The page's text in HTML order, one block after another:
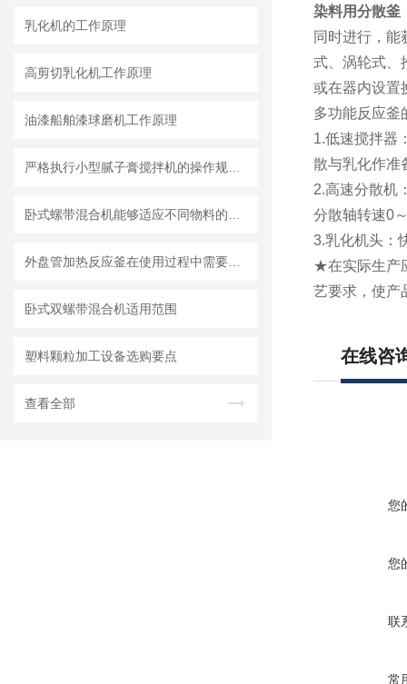
乳化机的工作原理
高剪切乳化机工作原理
油漆船舶漆球磨机工作原理
卧式双螺带混合机适用范围
塑料颗粒加工设备选购要点
查看全部
染料用分散釜
同时进行，能
式、涡轮式、
或在器内设置
多功能反应釜
1.低速搅拌器
散与乳化作准
2.高速分散机
分散轴转速0
3.乳化机头：
★在实际生产
艺要求，使产
在线咨
您
您
联
常